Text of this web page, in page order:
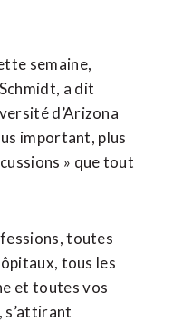
semaine,
a dit
d’Arizona
important, plus
» que tout
toutes
tous les
et toutes vos
s’attirant